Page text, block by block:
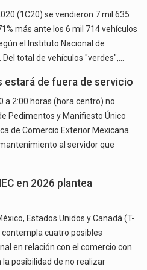
(1C20) se vendieron 7 mil 635
más ante los 6 mil 714 vehículos
el Instituto Nacional de
total de vehículos "verdes",…
estará de fuera de servicio
a 2:00 horas (hora centro) no
Pedimentos y Manifiesto Único
de Comercio Exterior Mexicana
al servidor que
en 2026 plantea
Estados Unidos y Canadá (T-
contempla cuatro posibles
en relación con el comercio con
la posibilidad de no realizar